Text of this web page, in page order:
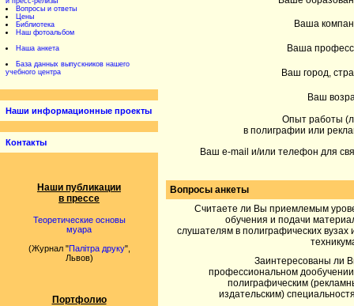
Вопросы и ответы
Цены
Библиотека
Наш фотоальбом
Наша анкета
База данных выпускников нашего
учебного центра
Наши информационные проекты
Контакты
Наши публикации
в прессе
Теоретические основы
муара
(Журнал "Палітра друку",
Львов)
Портфолио
Ваша
Ваша
Ваш город,
Ваш
Опыт работы
в полиграфии или
Ваш e-mail и/или телефон для
Вопросы анкеты
Считаете ли Вы приемлемым
обучения и подачи
слушателям в полиграфических вузах
Заинтересованы ли
профессиональном
полиграфическим
издательским)